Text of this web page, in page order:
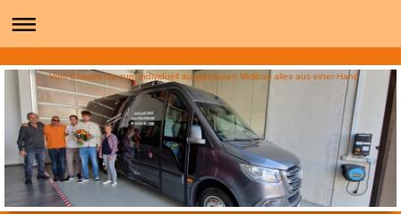
Vom Chassis bis zum individuell ausgebauten Midibus alles aus einer Hand